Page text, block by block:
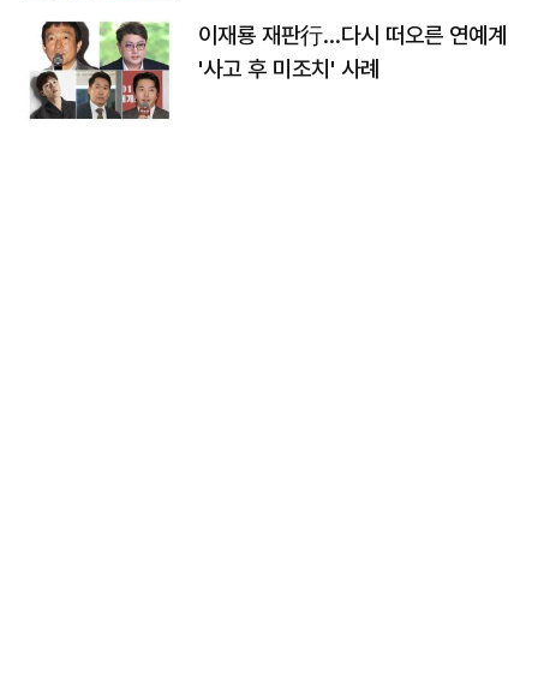
이재룡 재판行…다시 떠오른 연예계
'사고 후 미조치' 사례